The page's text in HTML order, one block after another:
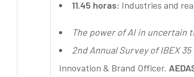
11.45 horas: Industries and
The power of AI in uncertain
2nd Annual Survey of IBEX
Innovation & Brand Officer.